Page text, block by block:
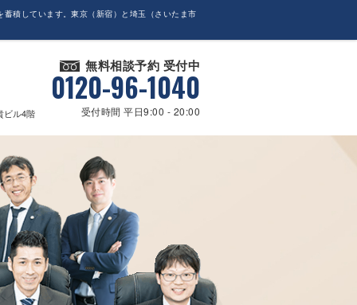
積しています。東京（新宿）と埼玉（さいたま市
ビル4階
無料相談予約 受付中
0120-96-1040
受付時間 平日9:00 - 20:00